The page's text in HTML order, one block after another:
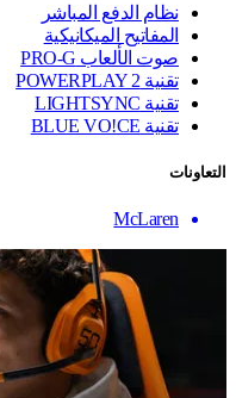
نظام الدفع المباشر
المفاتيح الميكانيكية
صوت الألعاب PRO-G
تقنية ‏POWERPLAY 2
تقنية LIGHTSYNC
تقنية BLUE VO!CE
التعاونات
McLaren